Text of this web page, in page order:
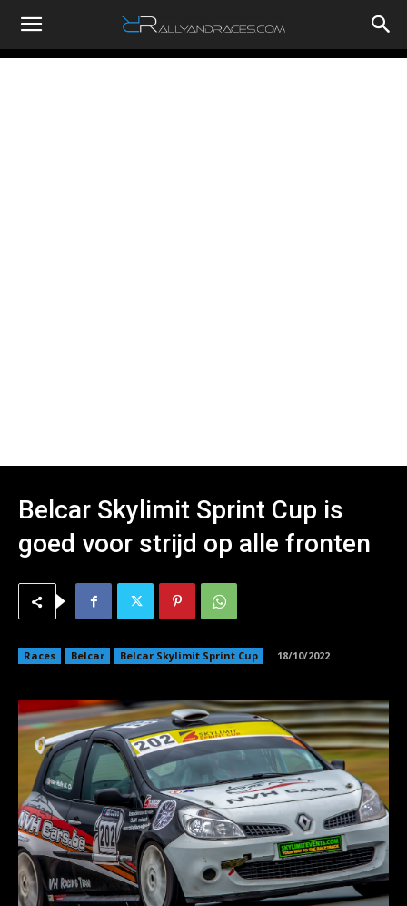
RallyandRaces.com
Belcar Skylimit Sprint Cup is
goed voor strijd op alle fronten
Races Belcar Belcar Skylimit Sprint Cup 18/10/2022